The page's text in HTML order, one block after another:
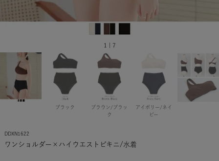
1 | 7
ブラック
ブラウン/ブラッ
ク
アイボリー/ネイ
ビー
DDXN1622
ワンショルダー×ハイウエストビキニ/水着